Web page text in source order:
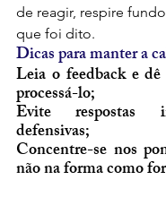
de reagir, respire
que foi dito.
Dicas para manter a
Leia o feedback e
processá-lo;
Evite respostas
defensivas;
Concentre-se nos
não na forma como